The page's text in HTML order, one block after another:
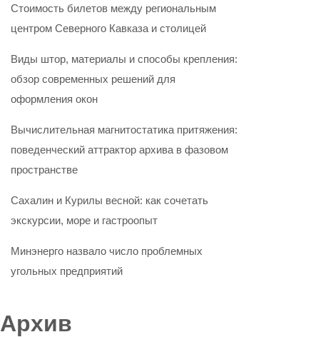
Стоимость билетов между региональным
центром Северного Кавказа и столицей
Виды штор, материалы и способы крепления:
обзор современных решений для
оформления окон
Вычислительная магнитостатика притяжения:
поведенческий аттрактор архива в фазовом
пространстве
Сахалин и Курилы весной: как сочетать
экскурсии, море и гастроопыт
Минэнерго назвало число проблемных
угольных предприятий
Архив